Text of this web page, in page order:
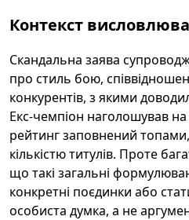
Контекст
Скандальна заява
про стиль бою,
конкурентів, з якими
Екс-чемпіон наголошував
рейтинг заповнений
кількістю титулів. Проте
що такі загальні
конкретні поєдинки або
особиста думка, а не